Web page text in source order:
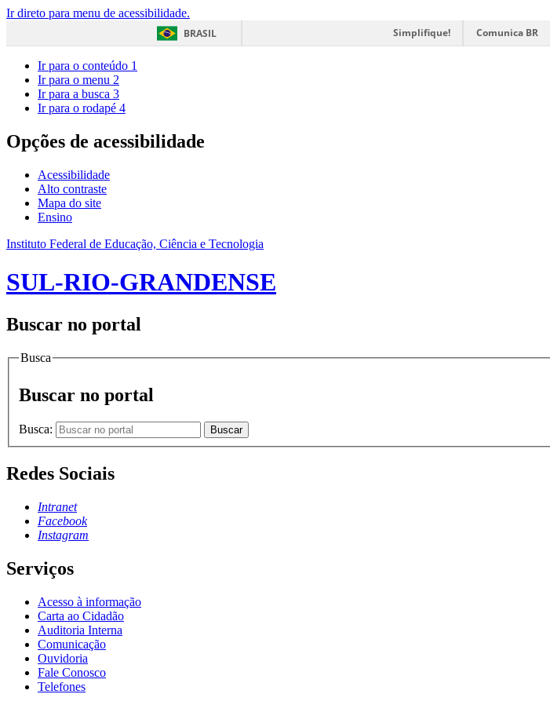
Ir direto para menu de acessibilidade.
BRASIL
Simplifique! Comunica BR
Ir para o conteúdo 1
Ir para o menu 2
Ir para a busca 3
Ir para o rodapé 4
Opções de acessibilidade
Acessibilidade
Alto contraste
Mapa do site
Ensino
Instituto Federal de Educação, Ciência e Tecnologia
SUL-RIO-GRANDENSE
Buscar no portal
Busca
Buscar no portal
Busca: Buscar
Redes Sociais
Intranet
Facebook
Instagram
Serviços
Acesso à informação
Carta ao Cidadão
Auditoria Interna
Comunicação
Ouvidoria
Fale Conosco
Telefones